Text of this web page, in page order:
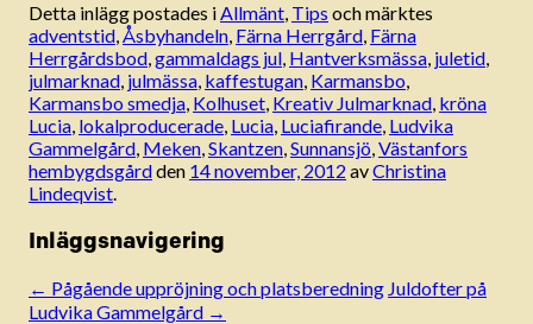
Detta inlägg postades iAllmänt, Tips och märktes
adventstid,Åsbyhandeln, Färna Herrgård, Färna
Herrgårdsbod,gammaldags jul, Hantverksmässa, juletid,
julmarknad, julmässa, kaffestugan, Karmansbo,
Karmansbo smedja, Kolhuset, Kreativ Julmarknad, kröna
Lucia, lokalproducerade, Lucia, Luciafirande, Ludvika
Gammelgård, Meken,Skantzen,Sunnansjö,Västanfors
hembygdsgårdden 14 november, 2012 avChristina
Lindeqvist.
Inläggsnavigering
← Pågående uppröjning och platsberedning Juldofter på
Ludvika Gammelgård →